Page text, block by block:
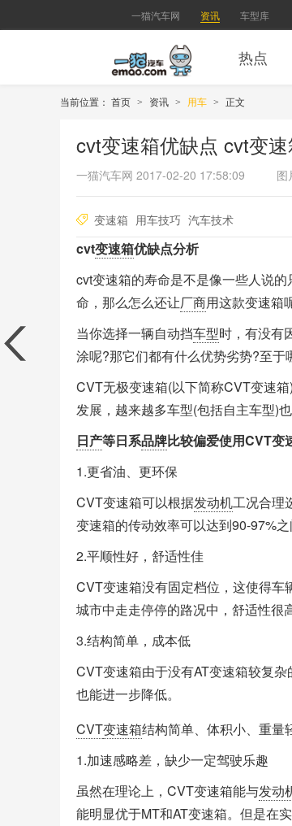
一猫汽车网 资讯 车型库
热点
当前位置： 首页 > 资讯 > 用车 > 正文
cvt变速箱优缺点 cvt变
一猫汽车网 2017-02-20 17:58:09 图
变速箱 用车技巧 汽车技术
cvt变速箱优缺点分析
cvt变速箱的寿命是不是像一些人说
命，那么怎么还让厂商用这款变速箱
当你选择一辆自动挡车型时，有没有
涂呢?那它们都有什么优势劣势?至于
CVT无极变速箱(以下简称CVT变速
发展，越来越多车型(包括自主车型)
日产等日系品牌比较偏爱使用CVT变
1.更省油、更环保
CVT变速箱可以根据发动机工况合理
变速箱的传动效率可以达到90-97%
2.平顺性好，舒适性佳
CVT变速箱没有固定档位，这使得车
城市中走走停停的路况中，舒适性很高
3.结构简单，成本低
CVT变速箱由于没有AT变速箱较复
也能进一步降低。
CVT变速箱结构简单、体积小、重量
1.加速感略差，缺少一定驾驶乐趣
虽然在理论上，CVT变速箱能与发动
能明显优于MT和AT变速箱。但是在